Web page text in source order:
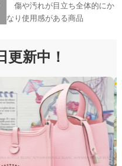
傷や汚れが目立ち全体的にか
なり使用感がある商品
更新中！